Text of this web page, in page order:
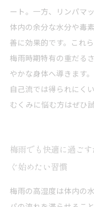
ート。一方、リンパマ
体内の余分な水分や毒
善に効果的です。これ
梅雨時期特有の重だる
やかな身体へ導きます
自己流では得られにく
むくみに悩む方はぜひ
梅雨でも快適に過ご
ぐ始めたい習慣
梅雨の高湿度は体内の